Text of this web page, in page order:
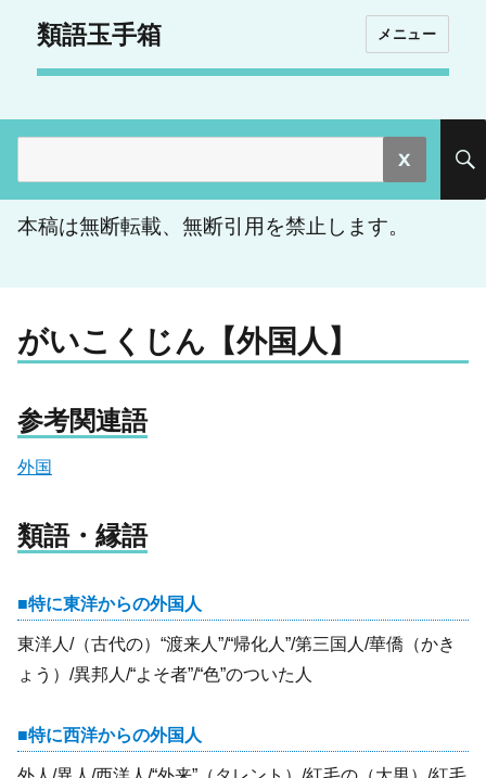
類語玉手箱 メニュー
索:
本稿は無断転載、無断引用を禁止します。
がいこくじん【外国人】
参考関連語
外国
類語・縁語
特に東洋からの外国人
東洋人/（古代の）“渡来人”/“帰化人”/第三国人/華僑（かき
ょう）/異邦人/“よそ者”/“色”のついた人
特に西洋からの外国人